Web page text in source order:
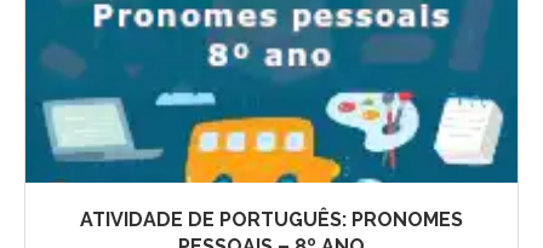
ATIVIDADE DE PORTUGUÊS: PRONOMES